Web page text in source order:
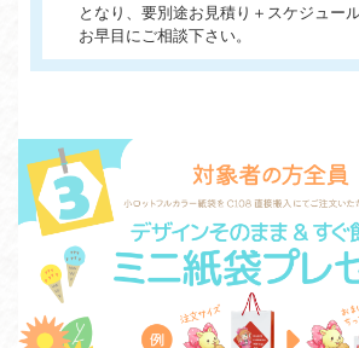
となり、要別途お見積り＋スケジュー
お早目にご相談下さい。